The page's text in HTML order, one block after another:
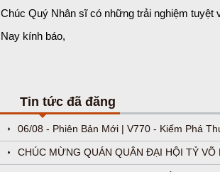
Chúc Quý Nhân sĩ có những trải nghiệm tuyệt
Nay kính báo,
Tin tức đã đăng
06/08 - Phiên Bản Mới | V770 - Kiếm Phá
CHÚC MỪNG QUÁN QUÂN ĐẠI HỘI TỶ